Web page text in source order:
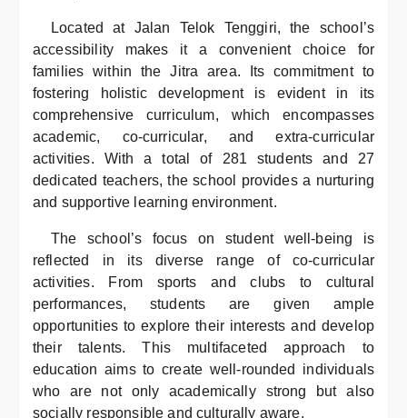
Located at Jalan Telok Tenggiri, the school’s
accessibility makes it a convenient choice for
families within the Jitra area. Its commitment to
fostering holistic development is evident in its
comprehensive curriculum, which encompasses
academic, co-curricular, and extra-curricular
activities. With a total of 281 students and 27
dedicated teachers, the school provides a nurturing
and supportive learning environment.
The school’s focus on student well-being is
reflected in its diverse range of co-curricular
activities. From sports and clubs to cultural
performances, students are given ample
opportunities to explore their interests and develop
their talents. This multifaceted approach to
education aims to create well-rounded individuals
who are not only academically strong but also
socially responsible and culturally aware.